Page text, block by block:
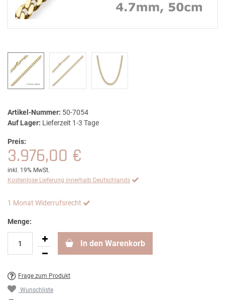
Artikel-Nummer: 50-7054
Auf Lager: Lieferzeit 1-3 Tage
Preis:
3.976,00 €
inkl. 19% MwSt.
Kostenlose Lieferung innerhalb Deutschlands
1 Monat Widerrufsrecht
Menge:
In den Warenkorb
Frage zum Produkt
Wunschliste